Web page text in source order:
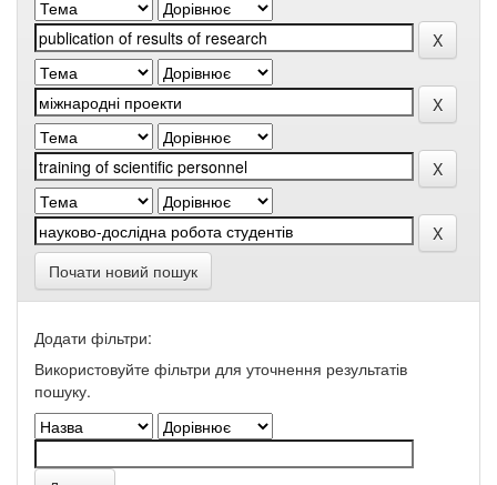
Почати новий пошук
Додати фільтри:
Використовуйте фільтри для уточнення результатів
пошуку.